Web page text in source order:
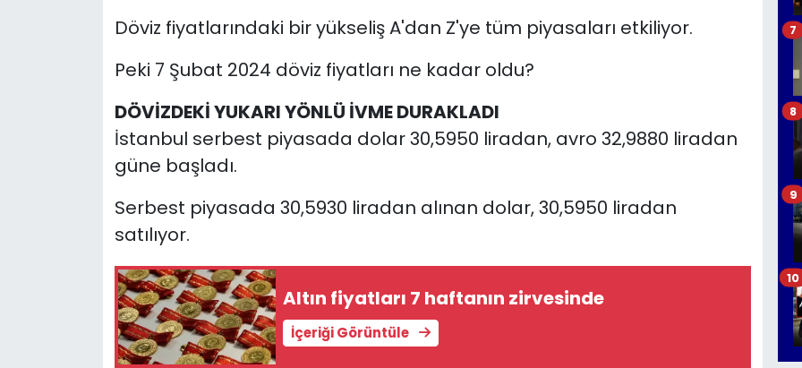
Döviz fiyatlarındaki bir yükseliş A'dan Z'ye tüm piyasaları etkiliyor.
Peki 7 Şubat 2024 döviz fiyatları ne kadar oldu?
DÖVİZDEKİ YUKARI YÖNLÜ İVME DURAKLADI
İstanbul serbest piyasada dolar 30,5950 liradan, avro 32,9880 liradan
güne başladı.
Serbest piyasada 30,5930 liradan alınan dolar, 30,5950 liradan
satılıyor.
Altın fiyatları 7 haftanın zirvesinde
İçeriği Görüntüle
7
8
9
10
YEREL YÖNETİMLER